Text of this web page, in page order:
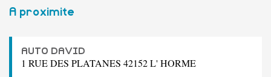
A proximite
AUTO DAVID
1 RUE DES PLATANES 42152 L' HORME